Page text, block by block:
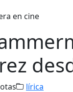
en cine
lírica